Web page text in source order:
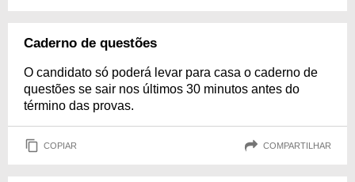
Caderno de questões
O candidato só poderá levar para casa o caderno de
questões se sair nos últimos 30 minutos antes do
término das provas.
COPIAR COMPARTILHAR